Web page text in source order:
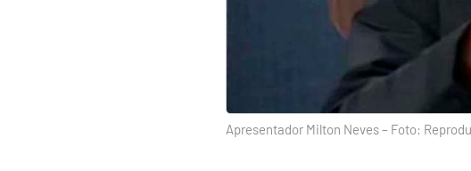
Apresentador Milton Neves – Foto: